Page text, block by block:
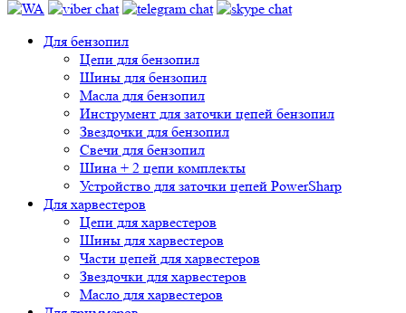
Для бензопил
Цепи для бензопил
Шины для бензопил
Масла для бензопил
Инструмент для заточки цепей бензопил
Звездочки для бензопил
Свечи для бензопил
Шина + 2 цепи комплекты
Устройство для заточки цепей PowerSharp
Для харвестеров
Цепи для харвестеров
Шины для харвестеров
Части цепей для харвестеров
Звездочки для харвестеров
Масло для харвестеров